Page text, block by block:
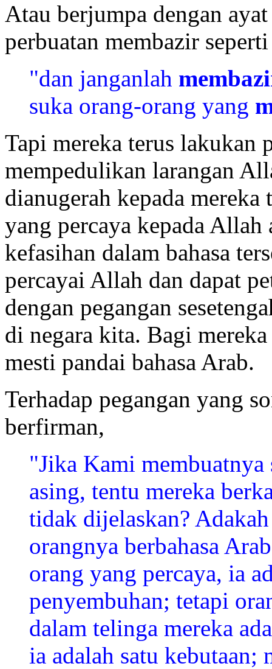
Atau berjumpa dengan
perbuatan membazir
"dan janganlah
suka orang-orang yang
Tapi mereka terus lakukan
mempedulikan larangan
dianugerah kepada
yang percaya kepada
kefasihan dalam bahasa
percayai Allah dan dapat
dengan pegangan
di negara kita. Bagi
mesti pandai bahasa Arab.
Terhadap pegangan yang
berfirman,
"Jika Kami membuatnya
asing, tentu mereka
tidak dijelaskan?
orangnya berbahasa
orang yang percaya, ia
penyembuhan; tetapi
dalam telinga mereka
ia adalah satu